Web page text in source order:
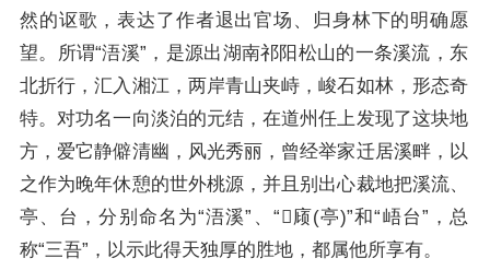
然的讴歌，表达了作者退出官场、归身林下的明确愿
望。所谓“浯溪”，是源出湖南祁阳松山的一条溪流，东
北折行，汇入湘江，两岸青山夹峙，峻石如林，形态奇
特。对功名一向淡泊的元结，在道州任上发现了这块地
方，爱它静僻清幽，风光秀丽，曾经举家迁居溪畔，以
之作为晚年休憩的世外桃源，并且别出心裁地把溪流、
亭、台，分别命名为“浯溪”、“𢈪庼(亭)”和“峿台”，总
称“三吾”，以示此得天独厚的胜地，都属他所享有。